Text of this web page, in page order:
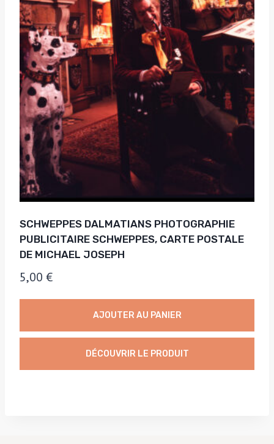
SCHWEPPES DALMATIANS PHOTOGRAPHIE
PUBLICITAIRE SCHWEPPES, CARTE POSTALE
DE MICHAEL JOSEPH
5,00 €
AJOUTER AU PANIER
DÉCOUVRIR LE PRODUIT